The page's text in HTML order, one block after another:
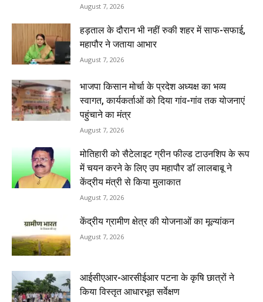
August 7, 2026
हड़ताल के दौरान भी नहीं रुकी शहर में साफ-सफाई,
महापौर ने जताया आभार
August 7, 2026
भाजपा किसान मोर्चा के प्रदेश अध्यक्ष का भव्य
स्वागत, कार्यकर्ताओं को दिया गांव-गांव तक योजनाएं
पहुंचाने का मंत्र
August 7, 2026
मोतिहारी को सैटेलाइट ग्रीन फील्ड टाउनशिप के रूप
में चयन करने के लिए उप महापौर डॉ लालबाबू ने
केंद्रीय मंत्री से किया मुलाकात
August 7, 2026
केंद्रीय ग्रामीण क्षेत्र की योजनाओं का मूल्यांकन
August 7, 2026
आईसीएआर-आरसीईआर पटना के कृषि छात्रों ने
किया विस्तृत आधारभूत सर्वेक्षण